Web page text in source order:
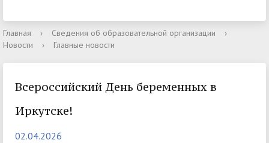
Главная › Сведения об образовательной организации
›
Новости
› Главные новости
Всероссийский День беременных в
Иркутске!
02.04.2026